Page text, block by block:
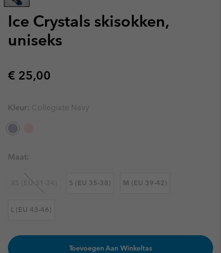
Ice Crystals skisokken,
uniseks
Regular price:
€ 25,00
Kleur: Collegiate Navy
Maat:
XS (EU 31-34) S (EU 35-38) M (EU 39-42)
L (EU 43-46)
Toevoegen Aan Winkeltas